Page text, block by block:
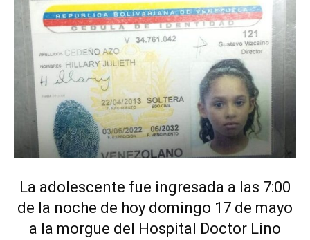
La adolescente fue ingresada a las 7:00
de la noche de hoy domingo 17 de mayo
a la morgue del Hospital Doctor Lino